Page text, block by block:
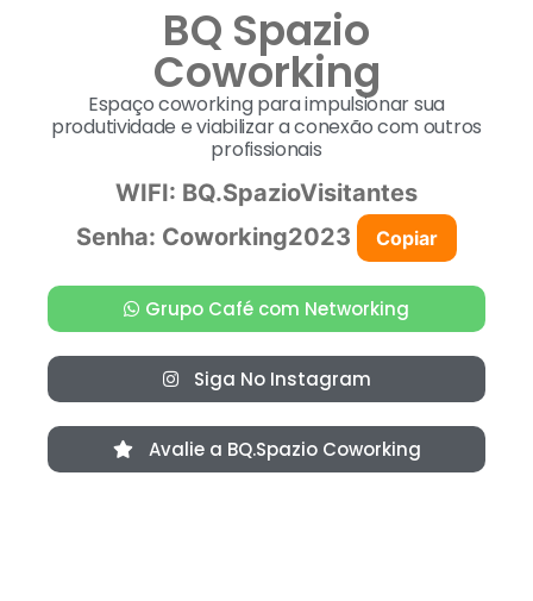
BQ Spazio
Coworking
Espaço coworking para impulsionar sua
produtividade e viabilizar a conexão com outros
profissionais
WIFI: BQ.SpazioVisitantes
Senha: Coworking2023 Copiar
Grupo Café com Networking
Siga No Instagram
Avalie a BQ.Spazio Coworking